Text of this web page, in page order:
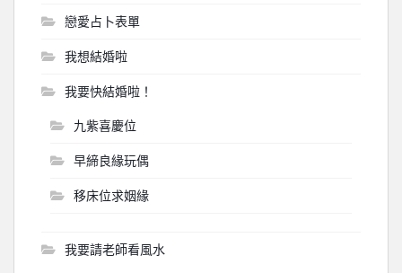
戀愛占卜表單
我想結婚啦
我要快結婚啦！
九紫喜慶位
早締良緣玩偶
移床位求姻緣
我要請老師看風水